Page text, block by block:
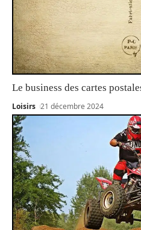
Le business des cartes
Loisirs 21 décembre 2024